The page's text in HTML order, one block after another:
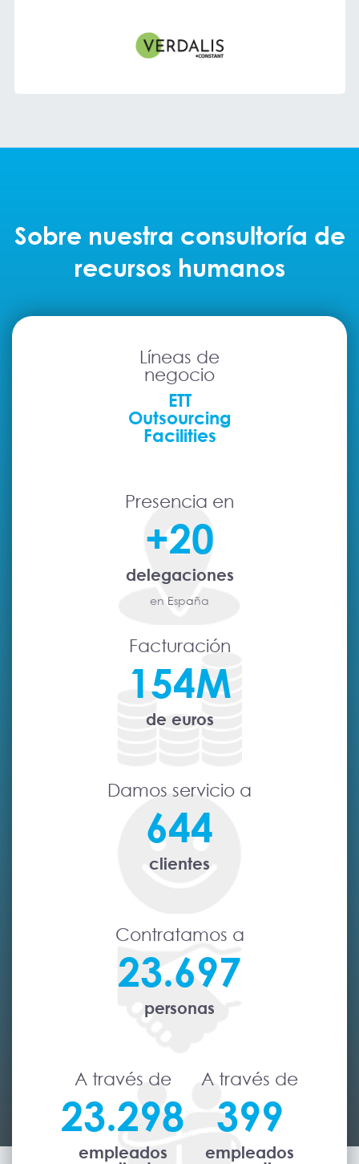
Sobre nuestra consultoría de
recursos humanos
Líneas de
negocio
ETT
Outsourcing
Facilities
Presencia en
+20
delegaciones
en España
Facturación
154M
de euros
Damos servicio a
644
clientes
Contratamos a
23.697
personas
A través de
23.298
empleados
A través de
399
empleados